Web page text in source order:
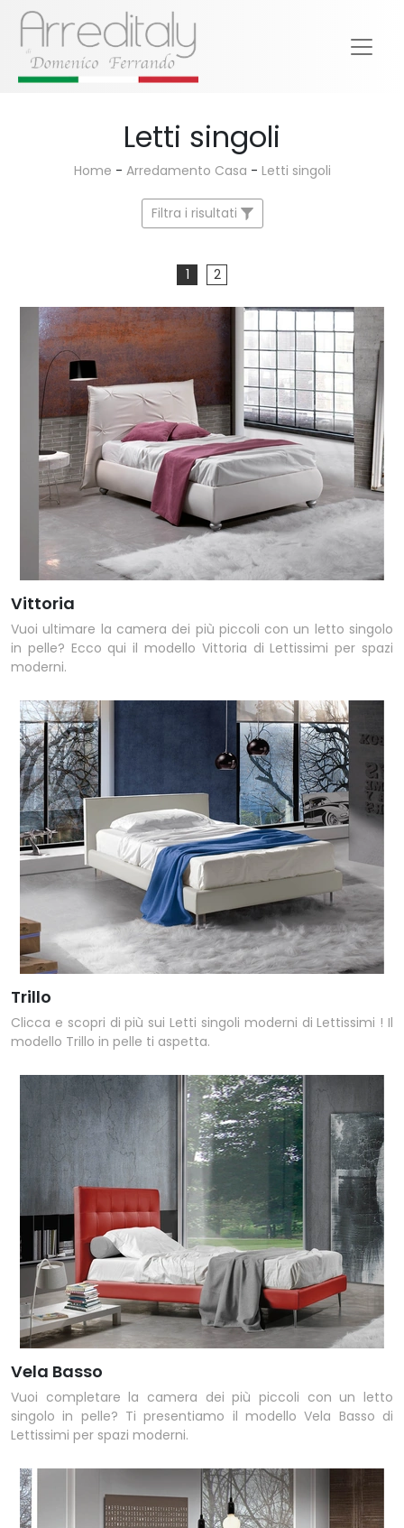
Letti singoli
Home - Arredamento Casa - Letti singoli
Filtra i risultati
1 2
Vittoria
Vuoi ultimare la camera dei più piccoli con un letto singolo
in pelle? Ecco qui il modello Vittoria di Lettissimi per spazi
moderni.
Trillo
Clicca e scopri di più sui Letti singoli moderni di Lettissimi ! Il
modello Trillo in pelle ti aspetta.
Vela Basso
Vuoi completare la camera dei più piccoli con un letto
singolo in pelle? Ti presentiamo il modello Vela Basso di
Lettissimi per spazi moderni.